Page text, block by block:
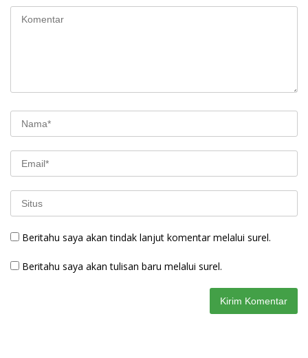
Beritahu saya akan tindak lanjut komentar melalui surel.
Beritahu saya akan tulisan baru melalui surel.